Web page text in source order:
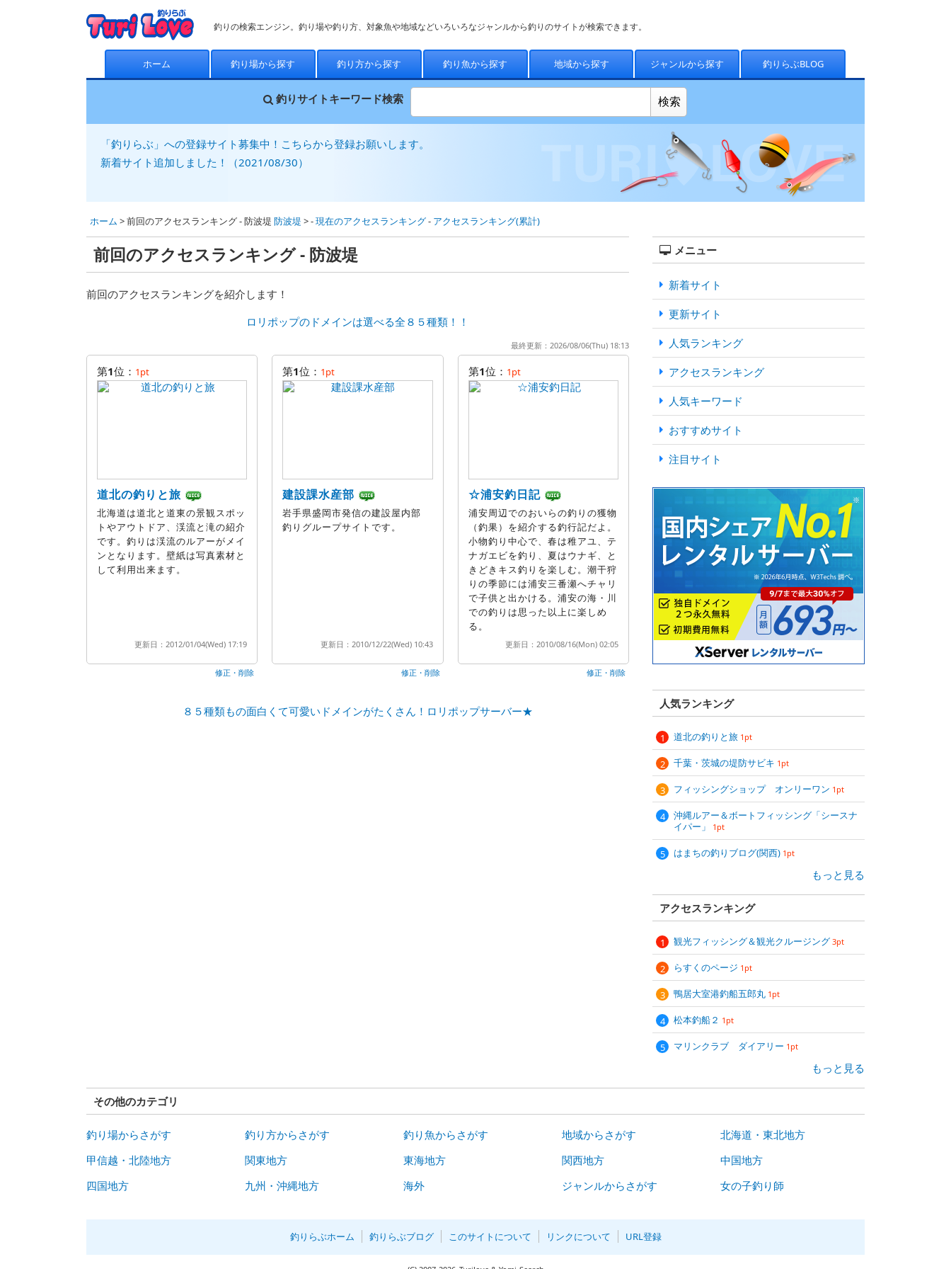
釣りの検索エンジン。釣り場や釣り方、対象魚や地域などいろいろなジャンルから釣りのサイトが検索できます。
ホーム 釣り場から探す 釣り方から探す 釣り魚から探す 地域から探す ジャンルから探す 釣りらぶBLOG
釣りサイトキーワード検索
「釣りらぶ」への登録サイト募集中！こちらから登録お願いします。
新着サイト追加しました！（2021/08/30）
ホーム > 前回のアクセスランキング - 防波堤 防波堤 > -現在のアクセスランキング- アクセスランキング(累計)
前回のアクセスランキング - 防波堤
前回のアクセスランキングを紹介します！
ロリポップのドメインは選べる全８５種類！！
最終更新：2026/08/06(Thu) 18:13
第1位： 1pt
道北の釣りと旅
北海道は道北と道東の景観スポッ
トやアウトドア、渓流と滝の紹介
です。釣りは渓流のルアーがメイ
ンとなります。壁紙は写真素材と
して利用出来ます。
更新日：2012/01/04(Wed) 17:19
修正・削除
第1位： 1pt
建設課水産部
岩手県盛岡市発信の建設屋内部
釣りグループサイトです。
更新日：2010/12/22(Wed) 10:43
修正・削除
第1位： 1pt
☆浦安釣日記
浦安周辺でのおいらの釣りの獲物
（釣果）を紹介する釣行記だよ。
小物釣り中心で、春は稚アユ、テ
ナガエビを釣り、夏はウナギ、と
きどきキス釣りを楽しむ。潮干狩
りの季節には浦安三番瀬へチャリ
で子供と出かける。浦安の海・川
での釣りは思った以上に楽しめ
る。
更新日：2010/08/16(Mon) 02:05
修正・削除
８５種類もの面白くて可愛いドメインがたくさん！ロリポップサーバー★
メニュー
新着サイト
更新サイト
人気ランキング
アクセスランキング
人気キーワード
おすすめサイト
注目サイト
人気ランキング
道北の釣りと旅 1pt
千葉・茨城の堤防サビキ 1pt
フィッシングショップ オンリーワン 1pt
沖縄ルアー＆ボートフィッシング「シースナ
イパー」
1pt
はまちの釣りブログ(関西) 1pt
もっと見る
アクセスランキング
観光フィッシング＆観光クルージング 3pt
らすくのページ 1pt
鴨居大室港釣船五郎丸 1pt
松本釣船２ 1pt
マリンクラブ ダイアリー 1pt
もっと見る
その他のカテゴリ
釣り場からさがす 釣り方からさがす 釣り魚からさがす 地域からさがす
北海道・東北地方
甲信越・北陸地方
関東地方 東海地方 関西地方
中国地方
四国地方
九州・沖縄地方 海外 ジャンルからさがす 女の子釣り師
釣りらぶホーム 釣りらぶブログ このサイトについて リンクについて URL登録